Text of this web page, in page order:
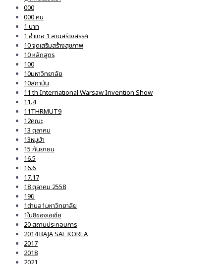
000
000 คน
1 บาท
1 อำเภอ 1 ลานสร้างสรรค์
10 จุดเสริมสร้างสุขภาพ
10 หลักสูตร
100
10มหาวิทยาลัย
10สถาบัน
11 th International Warsaw Invention Show
11.4
11THRMUT9
12คณะ
13 ตุลาคม
13หมูป่า
15 กันยายน
16.5
16.6
17.17
18 ตุลาคม 2558
19ปี
1ตำบล1มหาวิทยาลัย
1ใน8ของเอเชีย
20 สถานประกอบการ
2014 BAJA SAE KOREA
2017
2018